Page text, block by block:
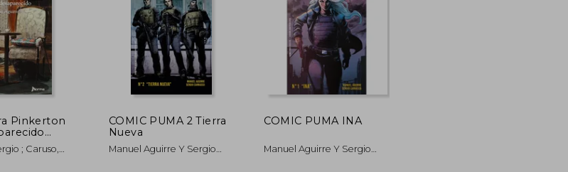
40%
dcto.
40%
dcto.
$ 64.61
$ 38.77
40%
dcto.
Pinkerton
Papel; Caruso,
COMIC PUMA 2 Tierra
Nueva
Manuel Aguirre Y Sergio
COMIC PUMA INA
Manuel Aguirre Y Sergio